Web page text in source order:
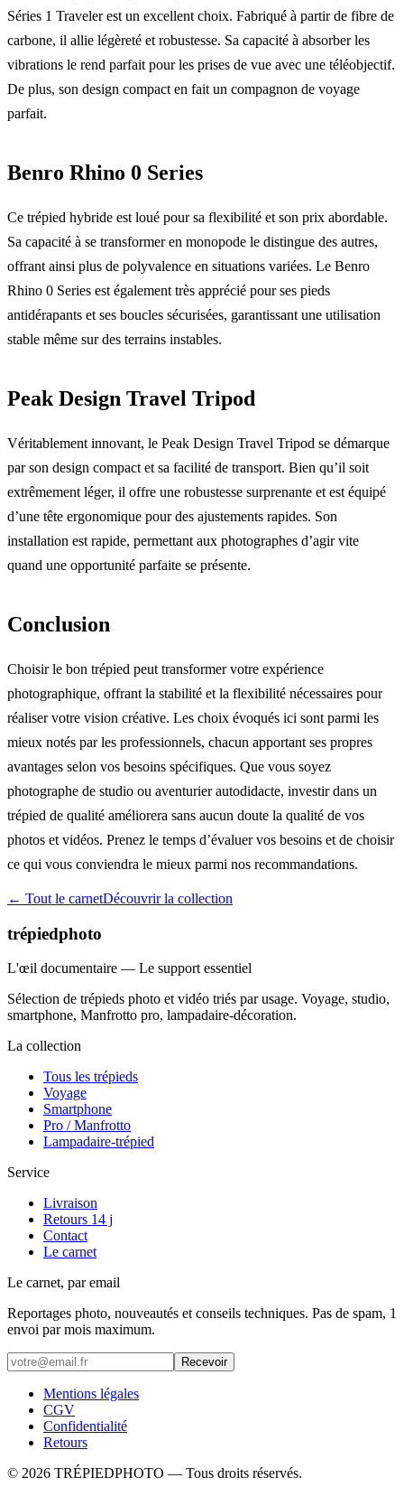
Séries 1 Traveler est un excellent choix. Fabriqué à partir de fibre de
carbone, il allie légèreté et robustesse. Sa capacité à absorber les
vibrations le rend parfait pour les prises de vue avec une téléobjectif.
De plus, son design compact en fait un compagnon de voyage
parfait.
Benro Rhino 0 Series
Ce trépied hybride est loué pour sa flexibilité et son prix abordable.
Sa capacité à se transformer en monopode le distingue des autres,
offrant ainsi plus de polyvalence en situations variées. Le Benro
Rhino 0 Series est également très apprécié pour ses pieds
antidérapants et ses boucles sécurisées, garantissant une utilisation
stable même sur des terrains instables.
Peak Design Travel Tripod
Véritablement innovant, le Peak Design Travel Tripod se démarque
par son design compact et sa facilité de transport. Bien qu’il soit
extrêmement léger, il offre une robustesse surprenante et est équipé
d’une tête ergonomique pour des ajustements rapides. Son
installation est rapide, permettant aux photographes d’agir vite
quand une opportunité parfaite se présente.
Conclusion
Choisir le bon trépied peut transformer votre expérience
photographique, offrant la stabilité et la flexibilité nécessaires pour
réaliser votre vision créative. Les choix évoqués ici sont parmi les
mieux notés par les professionnels, chacun apportant ses propres
avantages selon vos besoins spécifiques. Que vous soyez
photographe de studio ou aventurier autodidacte, investir dans un
trépied de qualité améliorera sans aucun doute la qualité de vos
photos et vidéos. Prenez le temps d’évaluer vos besoins et de choisir
ce qui vous conviendra le mieux parmi nos recommandations.
← Tout le carnetDécouvrir la collection
trépiedphoto
L'œil documentaire — Le support essentiel
Sélection de trépieds photo et vidéo triés par usage. Voyage, studio,
smartphone, Manfrotto pro, lampadaire-décoration.
La collection
Tous les trépieds
Voyage
Smartphone
Pro / Manfrotto
Lampadaire-trépied
Service
Livraison
Retours 14 j
Contact
Le carnet
Le carnet, par email
Reportages photo, nouveautés et conseils techniques. Pas de spam, 1
envoi par mois maximum.
Recevoir
Mentions légales
CGV
Confidentialité
Retours
© 2026 TRÉPIEDPHOTO — Tous droits réservés.